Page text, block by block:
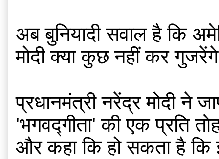
अब बुनियादी सवाल है कि
मोदी क्या कुछ नहीं कर
प्रधानमंत्री नरेंद्र मोदी ने
'भगवद्गीता' की एक प्रति
और कहा कि हो सकता है कि